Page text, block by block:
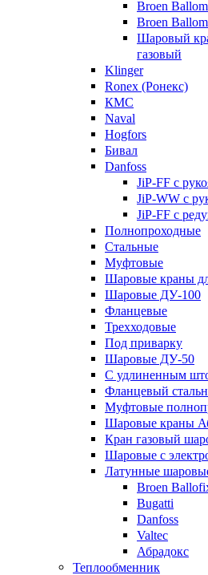
Broen
Broen
Шаровый
газовый
Klinger
Ronex (Ронекс)
КМС
Naval
Hogfors
Бивал
Danfoss
JiP-FF с
JiP-WW с
JiP-FF с
Полнопроходные
Стальные
Муфтовые
Шаровые краны
Шаровые ДУ-100
Фланцевые
Трехходовые
Под приварку
Шаровые ДУ-50
С удлиненным
Фланцевый
Муфтовые
Шаровые краны
Кран газовый
Шаровые с
Латунные
Broen
Bugatti
Danfoss
Valtec
Абрадокс
Теплообменник